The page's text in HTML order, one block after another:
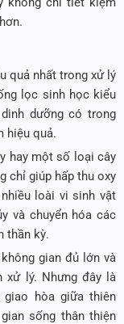
quả nhất trong xử lý
lọc sinh học kiểu
dưỡng có trong
hiệu quả.
hay một số loại cây
chỉ giúp hấp thu oxy
loài vi sinh vật
và chuyển hóa các
thần kỳ.
gian đủ lớn và
xử lý. Nhưng đây là
hòa giữa thiên
sống thân thiện